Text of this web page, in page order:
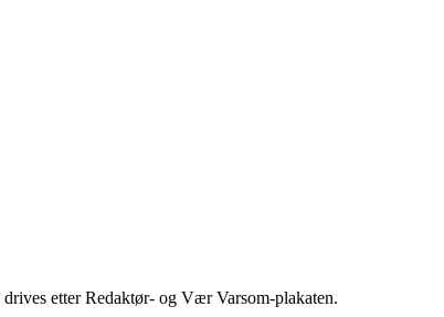
etter Redaktør- og Vær Varsom-plakaten.